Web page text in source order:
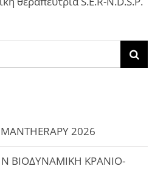
2026
ΒΙΟΔΥΝΑΜΙΚΗ ΚΡΑΝΙΟ-